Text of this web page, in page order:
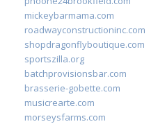
mickeybarmama.com
roadwayconstructioninc.com
shopdragonflyboutique.com
sportszilla.org
batchprovisionsbar.com
brasserie-gobette.com
musicrearte.com
morseysfarms.com